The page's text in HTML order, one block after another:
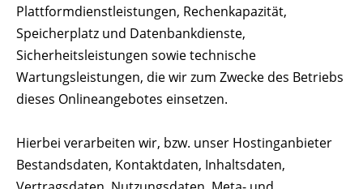
Plattformdienstleistungen, Rechenkapazität,
Speicherplatz und Datenbankdienste,
Sicherheitsleistungen sowie technische
Wartungsleistungen, die wir zum Zwecke des Betriebs
dieses Onlineangebotes einsetzen.
Hierbei verarbeiten wir, bzw. unser Hostinganbieter
Bestandsdaten, Kontaktdaten, Inhaltsdaten,